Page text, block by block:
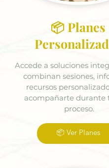
📦 Planes
Accede a soluciones
combinan sesiones,
recursos
acompañarte durante
proceso.
📦 Ver Planes